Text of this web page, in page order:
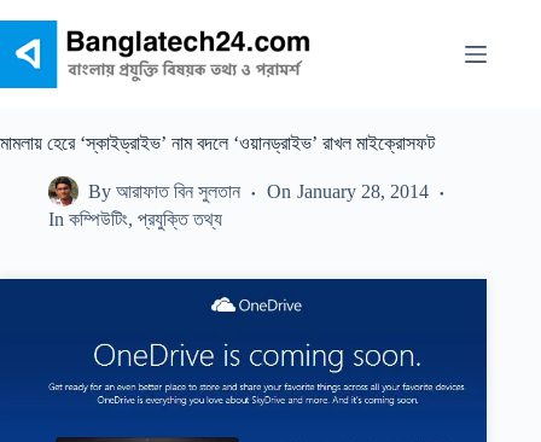
content
মামলায় হেরে ‘স্কাইড্রাইভ’ নাম বদলে ‘ওয়ানড্রাইভ’ রাখল মাইক্রোসফট
By আরাফাত বিন সুলতান On January 28, 2014
In কম্পিউটিং,প্রযুক্তি তথ্য